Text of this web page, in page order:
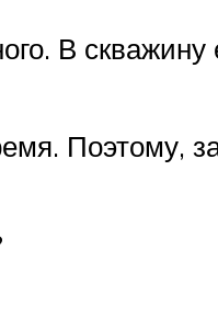
В скважину
Поэтому,